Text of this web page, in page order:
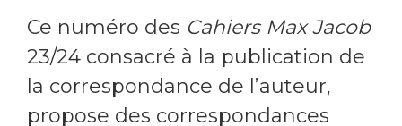
Ce numéro des Cahiers Max Jacob
23/24 consacré à la publication de
la correspondance de l’auteur,
propose des correspondances